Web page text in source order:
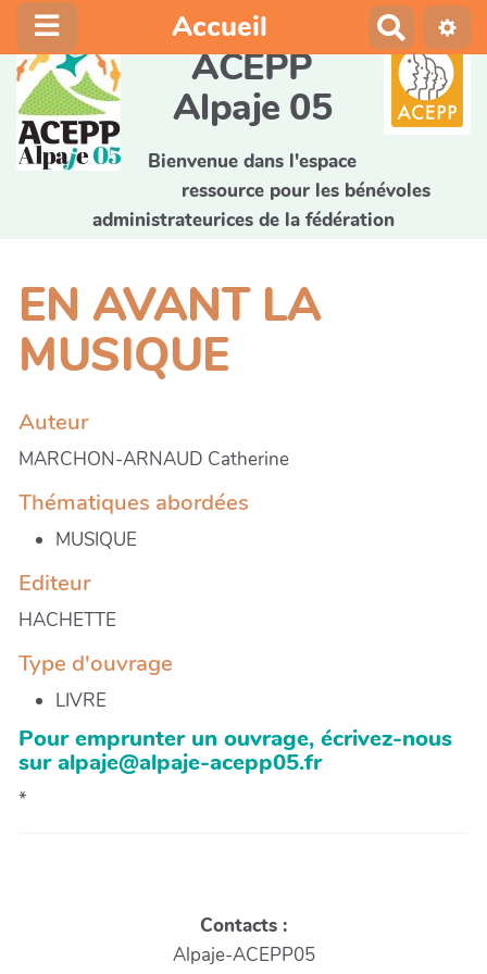
Accueil
e
c
h
e
c
ACEPP
Alpaje 05
Bienvenue dans l'espace
ressource pour les bénévoles
administrateurices de la fédération
EN AVANT LA
MUSIQUE
Auteur
MARCHON-ARNAUD Catherine
Thématiques abordées
MUSIQUE
Editeur
HACHETTE
Type d'ouvrage
LIVRE
Pour emprunter un ouvrage, écrivez-nous
sur alpaje@alpaje-acepp05.fr
*
Contacts :
Alpaje-ACEPP05